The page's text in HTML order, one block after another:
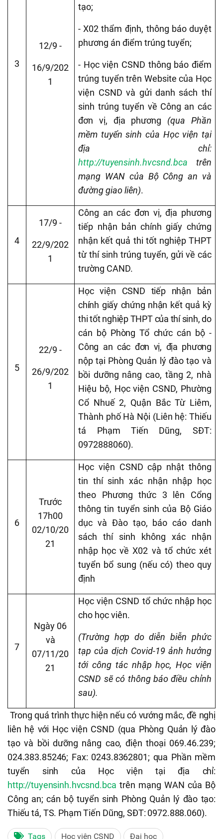
3
12/9 -
16/9/202
1
tạo;
- X02 thẩm định, thông báo duyệt
phương án điểm trúng tuyển;
- Học viện CSND thông báo điểm
trúng tuyển trên Website của Học
viện CSND và gửi danh sách thí
sinh trúng tuyển về Công an các
đơn vị, địa phương (qua Phần
mềm tuyển sinh của Học viện tại
địa chỉ:
http://tuyensinh.hvcsnd.bca trên
mạng WAN của Bộ Công an và
đường giao liên).
4
17/9 -
22/9/202
1
Công an các đơn vị, địa phương
tiếp nhận bản chính giấy chứng
nhận kết quả thi tốt nghiệp THPT
từ thí sinh trúng tuyển, gửi về các
trường CAND.
5
22/9 -
26/9/202
1
Học viện CSND tiếp nhận bản
chính giấy chứng nhận kết quả kỳ
thi tốt nghiệp THPT của thí sinh, do
cán bộ Phòng Tổ chức cán bộ -
Công an các đơn vị, địa phương
nộp tại Phòng Quản lý đào tạo và
bồi dưỡng nâng cao, tầng 2, nhà
Hiệu bộ, Học viện CSND, Phường
Cổ Nhuế 2, Quận Bắc Từ Liêm,
Thành phố Hà Nội (Liên hệ: Thiếu
tá Phạm Tiến Dũng, SĐT:
0972888060).
6
Trước
17h00
02/10/20
21
Học viện CSND cập nhật thông
tin thí sinh xác nhận nhập học
theo Phương thức 3 lên Cổng
thông tin tuyển sinh của Bộ Giáo
dục và Đào tạo, báo cáo danh
sách thí sinh không xác nhận
nhập học về X02 và tổ chức xét
tuyển bổ sung (nếu có) theo quy
định
7
Ngày 06
và
07/11/20
21
Học viện CSND tổ chức nhập học
cho học viên.
(Trường hợp do diễn biễn phức
tạp của dịch Covid-19 ảnh hưởng
tới công tác nhập học, Học viện
CSND sẽ có thông báo điều chỉnh
sau).
Trong quá trình thực hiện nếu có vướng mắc, đề nghị
liên hệ với Học viện CSND (qua Phòng Quản lý đào
tạo và bồi dưỡng nâng cao, điện thoại 069.46.239;
024.383.85246; Fax: 0243.8362801; qua Phần mềm
tuyển sinh của Học viện tại địa chỉ:
http://tuyensinh.hvcsnd.bca trên mạng WAN của Bộ
Công an; cán bộ tuyển sinh Phòng Quản lý đào tạo:
Thiếu tá, TS. Phạm Tiến Dũng, SĐT: 0972.888.060).
Tags Học viện CSND Đại học